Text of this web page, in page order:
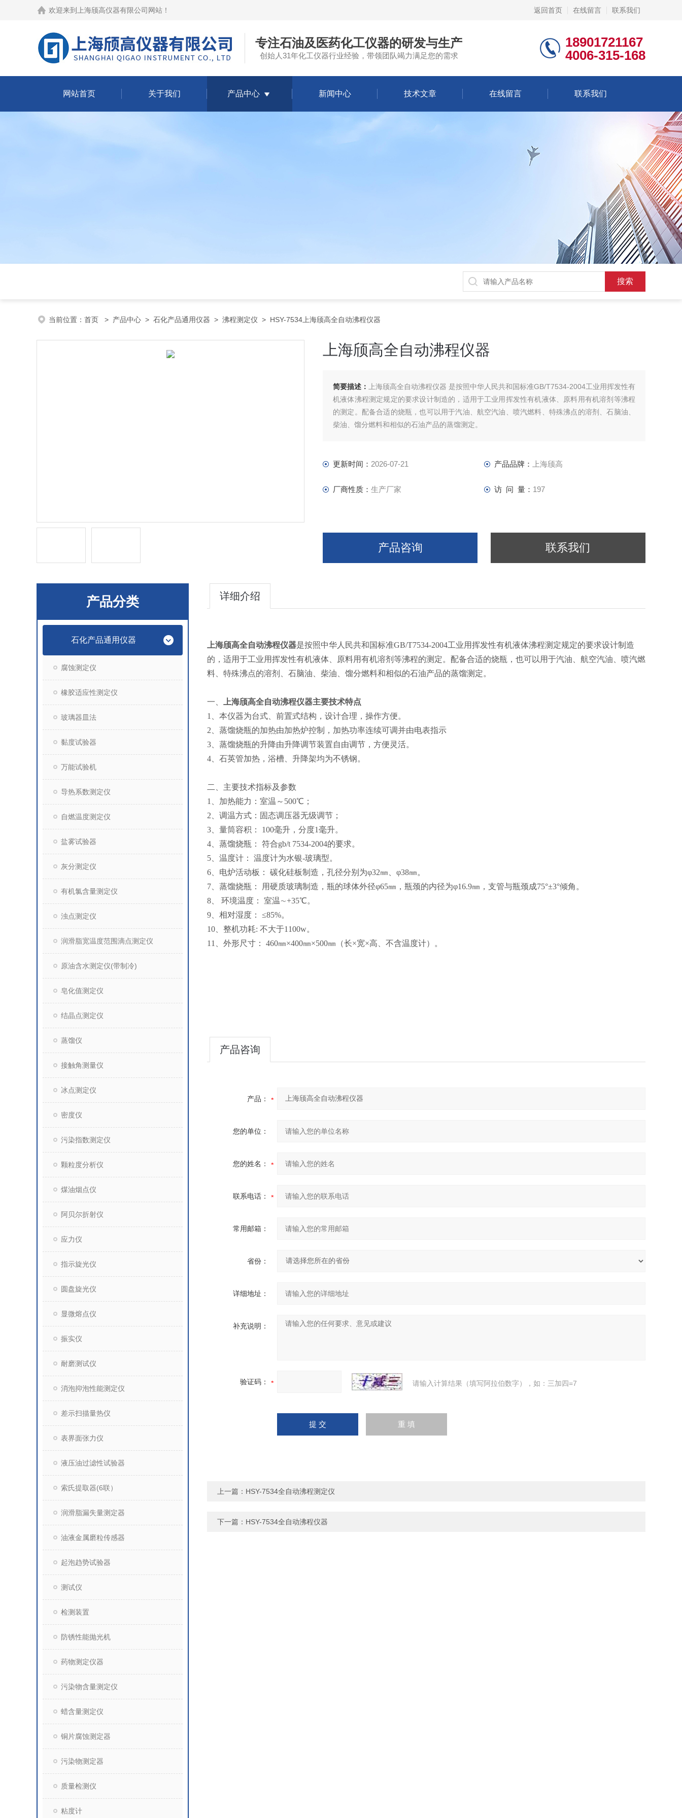
欢迎来到 上海颀高仪器有限公司网站 ！ 返回首页 在线留言 联系我们
专注石油及医药化工仪器的研发与生产
创始人31年化工仪器行业经验，带领团队竭力满足您的需求
18901721167
4006-315-168
网站首页 关于我们 产品中心 新闻中心 技术文章 在线留言 联系我们
当前位置： 首页 > 产品中心 > 石化产品通用仪器 > 沸程测定仪 > HSY-7534上海颀高全自动沸程仪器
上海颀高全自动沸程仪器
简要描述：
上海颀高全自动沸程仪器 是按照中华人民共和国标准GB/T7534-2004工业用挥发性有
机液体沸程测定规定的要求设计制造的，适用于工业用挥发性有机液体、原料用有机溶剂等沸程
的测定。配备合适的烧瓶，也可以用于汽油、航空汽油、喷汽燃料、特殊沸点的溶剂、石脑油、
柴油、馏分燃料和相似的石油产品的蒸馏测定。
更新时间： 2026-07-21 产品品牌： 上海颀高
厂商性质： 生产厂家 访 问 量： 197
产品咨询 联系我们
产品分类
石化产品通用仪器
腐蚀测定仪
橡胶适应性测定仪
玻璃器皿法
黏度试验器
万能试验机
导热系数测定仪
自燃温度测定仪
盐雾试验器
灰分测定仪
有机氯含量测定仪
浊点测定仪
润滑脂宽温度范围滴点测定仪
原油含水测定仪(带制冷)
皂化值测定仪
结晶点测定仪
蒸馏仪
接触角测量仪
冰点测定仪
密度仪
污染指数测定仪
颗粒度分析仪
煤油烟点仪
阿贝尔折射仪
应力仪
指示旋光仪
圆盘旋光仪
显微熔点仪
振实仪
耐磨测试仪
消泡抑泡性能测定仪
差示扫描量热仪
表界面张力仪
液压油过滤性试验器
索氏提取器(6联）
润滑脂漏失量测定器
油液金属磨粒传感器
起泡趋势试验器
测试仪
检测装置
防锈性能抛光机
药物测定仪器
污染物含量测定仪
蜡含量测定仪
铜片腐蚀测定器
污染物测定器
质量检测仪
粘度计
详细介绍
上海颀高全自动沸程仪器是按照中华人民共和国标准GB/T7534-2004工业用挥发性有机液体沸程测定规定的要求设计制造
的，适用于工业用挥发性有机液体、原料用有机溶剂等沸程的测定。配备合适的烧瓶，也可以用于汽油、航空汽油、喷汽燃
料、特殊沸点的溶剂、石脑油、柴油、馏分燃料和相似的石油产品的蒸馏测定。
一、 上海颀高全自动沸程仪器主要技术特点
1、本仪器为台式、前置式结构，设计合理，操作方便。
2、蒸馏烧瓶的加热由加热炉控制，加热功率连续可调并由电表指示
3、蒸馏烧瓶的升降由升降调节装置自由调节，方便灵活。
4、石英管加热，浴槽、升降架均为不锈钢。
二、主要技术指标及参数
1、加热能力：室温～500℃；
2、调温方式：固态调压器无级调节；
3、量筒容积： 100毫升，分度1毫升。
4、蒸馏烧瓶： 符合gb/t 7534-2004的要求。
5、温度计： 温度计为水银-玻璃型。
6、电炉活动板： 碳化硅板制造，孔径分别为φ32㎜、φ38㎜。
7、蒸馏烧瓶： 用硬质玻璃制造，瓶的球体外径φ65㎜，瓶颈的内径为φ16.9㎜，支管与瓶颈成75°±3°倾角。
8、 环境温度： 室温∼+35℃。
9、相对湿度： ≤85%。
10、整机功耗: 不大于1100w。
11、外形尺寸： 460㎜×400㎜×500㎜（长×宽×高、不含温度计）。
产品咨询
产品：
您的单位：
您的姓名：
联系电话：
常用邮箱：
省份：
详细地址：
补充说明：
验证码： 请输入计算结果（填写阿拉伯数字），如：三加四=7
上一篇： HSY-7534全自动沸程测定仪
下一篇： HSY-7534全自动沸程仪器